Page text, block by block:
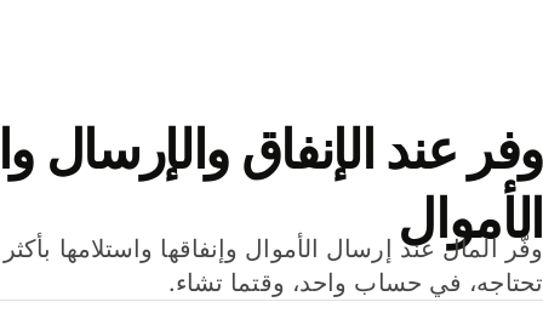
وفر عند الإنفاق والإرسال
الأموال
تحتاجه، في حساب واحد، وقتما تشاء.